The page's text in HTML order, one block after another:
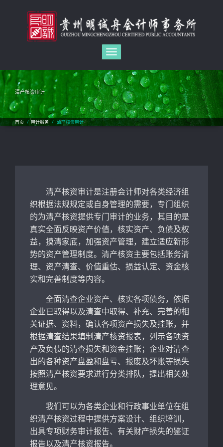
Toggle
navigation
清产核资审计
首页 / 审计服务 / 清产核资审计
清产核资审计是注册会计师对各类经济组
织根据法规规定或自身管理的需要，专门组织
的为清产核资提供专门审计的业务，其目的是
真实全面反映资产价值，核实资产、负债及权
益，摸清家底，加强资产管理，建立适应新形
势的资产管理制度。清产核资主要包括账务清
理、资产清查、价值重估、损益认定、资金核
实和完善制度等内容。
全面清查企业资产、核实各项债务，依据
企业已取得以及清查中取得、补充、完善的相
关证据、资料，确认各项资产损失及挂账，并
根据清查结果填制清产核资报表，列示各项资
产及负债的清查损失和资金挂账；企业对清查
出的各种资产盘盈和盘亏、报废及坏账等损失
按照清产核资要求进行分类排队，提出相关处
理意见。
我们可以为各类企业和行政事业单位在组
织清产核资过程中提供方案设计、组织培训，
出具专项财务审计报告、有关财产损失的鉴证
报告以及清产核资报告。